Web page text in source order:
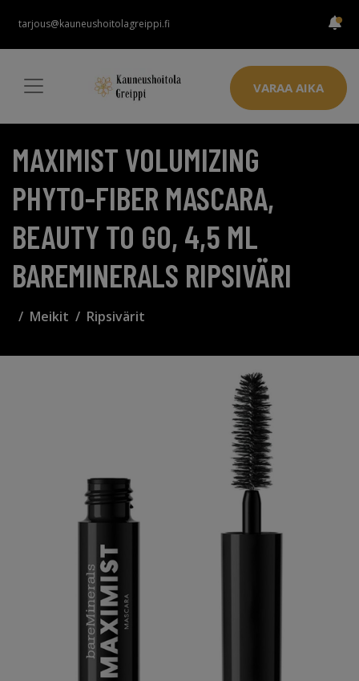
tarjous@kauneushoitolagreippi.fi
VARAA AIKA
MAXIMIST VOLUMIZING
PHYTO-FIBER MASCARA,
BEAUTY TO GO, 4,5 ML
BAREMINERALS RIPSIVÄRI
Meikit Ripsivärit